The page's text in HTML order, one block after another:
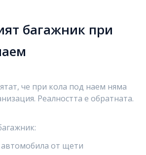
багажник при
че при кола под наем няма
Реалността е обратната.
от щети